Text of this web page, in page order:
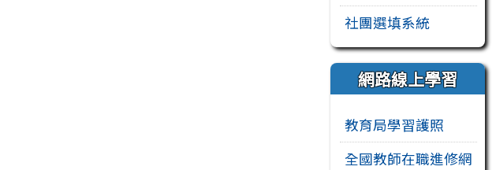
社團選填系統
網路線上學習
教育局學習護照
全國教師在職進修網